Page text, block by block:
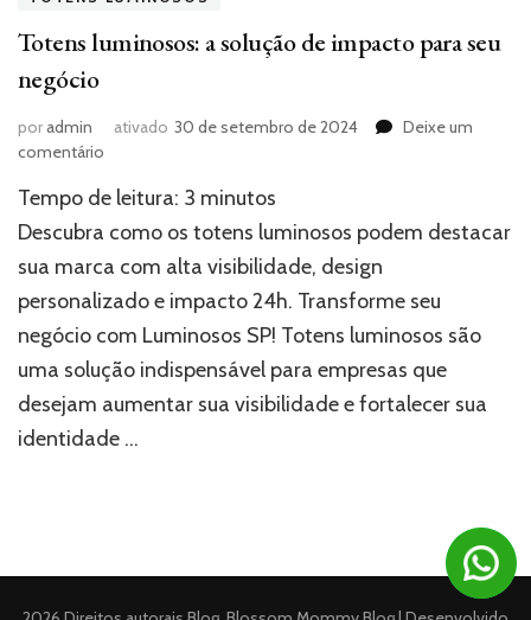
Totens luminosos: a solução de impacto para seu
negócio
poradmin ativado 30 de setembro de 2024
Deixe um
comentário
luminosos:
de
impacto
seu
negócio
Tempo de leitura: 3 minutos
Descubra como os totens luminosos podem destacar
sua marca com alta visibilidade, design
personalizado e impacto 24h. Transforme seu
negócio com Luminosos SP! Totens luminosos são
uma solução indispensável para empresas que
desejam aumentar sua visibilidade e fortalecer sua
identidade …